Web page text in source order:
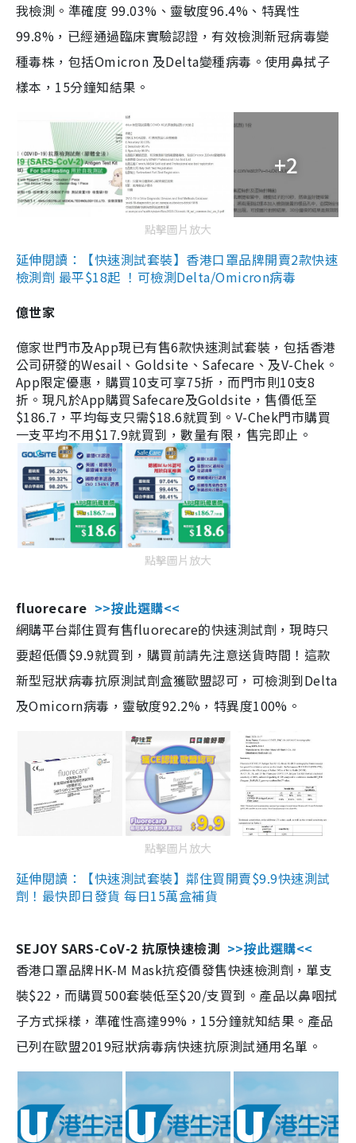
我檢測。準確度 99.03%、靈敏度96.4%、特異性
99.8%，已經通過臨床實驗認證，有效檢測新冠病毒變
種毒株，包括Omicron 及Delta變種病毒。使用鼻拭子
樣本，15分鐘知結果。
+2
點擊圖片放大
延伸閱讀：【快速測試套裝】香港口罩品牌開賣2款快速
檢測劑 最平$18起 ！可檢測Delta/Omicron病毒
億世家
億家世門市及App現已有售6款快速測試套裝，包括香港
公司研發的Wesail、Goldsite、Safecare、及V-Chek。
App限定優惠，購買10支可享75折，而門市則10支8
折。現凡於App購買Safecare及Goldsite，售價低至
$186.7，平均每支只需$18.6就買到。V-Chek門市購買
一支平均不用$17.9就買到，數量有限，售完即止。
點擊圖片放大
fluorecare >>按此選購<<
網購平台鄰住買有售fluorecare的快速測試劑，現時只
要超低價$9.9就買到，購買前請先注意送貨時間！這款
新型冠狀病毒抗原測試劑盒獲歐盟認可，可檢測到Delta
及Omicorn病毒，靈敏度92.2%，特異度100%。
點擊圖片放大
延伸閱讀：【快速測試套裝】鄰住買開賣$9.9快速測試
劑！最快即日發貨 每日15萬盒補貨
SEJOY SARS-CoV-2 抗原快速檢測 >>按此選購<<
香港口罩品牌HK-M Mask抗疫價發售快速檢測劑，單支
裝$22，而購買500套裝低至$20/支買到。產品以鼻咽拭
子方式採樣，準確性高達99%，15分鐘就知結果。產品
已列在歐盟2019冠狀病毒病快速抗原測試通用名單。